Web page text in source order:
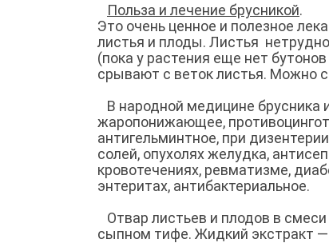
Польза и лечение брусникой.
Это очень ценное и полезное
листья и плоды. Листья
(пока у растения еще нет
срывают с веток листья. Можно
В народной медицине брусника
жаропонижающее,
антигельминтное, при
солей, опухолях желудка,
кровотечениях, ревматизме,
энтеритах, антибактериальное.
Отвар листьев и плодов в
сыпном тифе. Жидкий экстракт